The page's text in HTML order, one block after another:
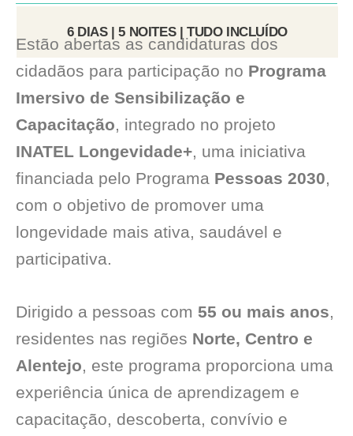
6 DIAS | 5 NOITES | TUDO INCLUÍDO
Estão abertas as candidaturas dos
cidadãos para participação no Programa
Imersivo de Sensibilização e
Capacitação, integrado no projeto
INATEL Longevidade+, uma iniciativa
financiada pelo Programa Pessoas 2030,
com o objetivo de promover uma
longevidade mais ativa, saudável e
participativa.
Dirigido a pessoas com 55 ou mais anos,
residentes nas regiões Norte, Centro e
Alentejo, este programa proporciona uma
experiência única de aprendizagem e
capacitação, descoberta, convívio e